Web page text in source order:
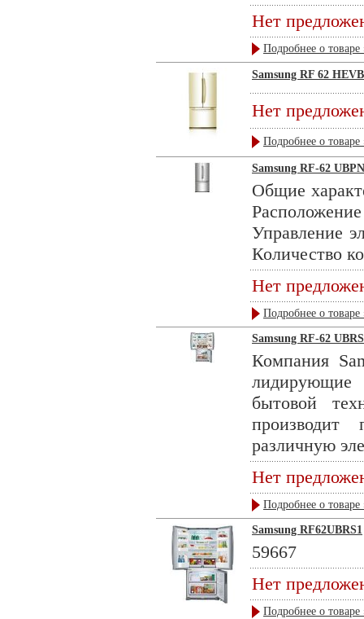
Нет
Подробнее о товаре
Samsung RF 62 HEVB
Нет
Подробнее о товаре
Samsung RF-62 UBPN
Общие
Управление
Количество
Нет
Подробнее о товаре
Samsung RF-62 UBRS
Компания
бытовой
различную
Нет
Подробнее о товаре
Samsung RF62UBRS1
59667
Нет
Подробнее о товаре